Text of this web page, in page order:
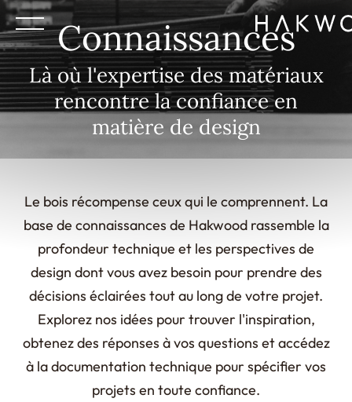
Connaissances
Là où l'expertise des matériaux
rencontre la confiance en
matière de design
Le bois récompense ceux qui le comprennent. La
base de connaissances de Hakwood rassemble la
profondeur technique et les perspectives de
design dont vous avez besoin pour prendre des
décisions éclairées tout au long de votre projet.
Explorez nos idées pour trouver l'inspiration,
obtenez des réponses à vos questions et accédez
à la documentation technique pour spécifier vos
projets en toute confiance.